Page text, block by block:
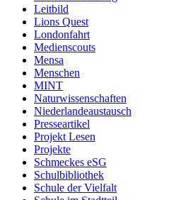
Leitbild
Lions Quest
Londonfahrt
Medienscouts
Mensa
Menschen
MINT
Naturwissenschaften
Niederlandeaustausch
Presseartikel
Projekt Lesen
Projekte
Schmeckes eSG
Schulbibliothek
Schule der Vielfalt